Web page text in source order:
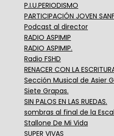
P.I.U.PERIODISMO
PARTICIPACIÓN JOVEN
Podcast al director
RADIO ASPIMIP
RADIO ASPIMIP.
Radio FSHD
RENACER CON LA
Sección Musical de Asier
Siete Grapas.
SIN PALOS EN LAS RUEDAS.
sombras al final de la
Stallone De Mi Vida
SUPER VIVAS